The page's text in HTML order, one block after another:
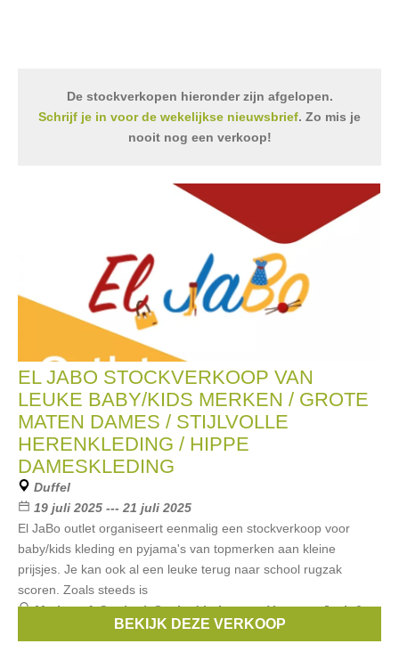
De stockverkopen hieronder zijn afgelopen.
Schrijf je in voor de wekelijkse nieuwsbrief. Zo mis je
nooit nog een verkoop!
EL JABO STOCKVERKOOP VAN
LEUKE BABY/KIDS MERKEN / GROTE
MATEN DAMES / STIJLVOLLE
HERENKLEDING / HIPPE
DAMESKLEDING
Duffel
19 juli 2025 --- 21 juli 2025
El JaBo outlet organiseert eenmalig een stockverkoop voor
baby/kids kleding en pyjama's van topmerken aan kleine
prijsjes. Je kan ook al een leuke terug naar school rugzak
scoren. Zoals steeds is
Merken:A.O,pippi,Soaked in Luxury,Verpass,Jack &
BEKIJK DEZE VERKOOP